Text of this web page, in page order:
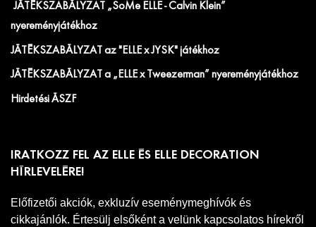
JÁTÉKSZABÁLYZAT „SoMe ELLE - Calvin Klein”
nyereményjátékhoz
JÁTÉKSZABÁLYZAT az "ELLE x JYSK" játékhoz
JÁTÉKSZABÁLYZAT a „ELLE x Tweezerman” nyereményjátékhoz
Hirdetési ÁSZF
IRATKOZZ FEL AZ ELLE ÉS ELLE DECORATION
HÍRLEVELÉRE!
Előfizetői akciók, exkluzív eseménymeghívók és
cikkajánlók. Értesülj elsőként a velünk kapcsolatos hírekről